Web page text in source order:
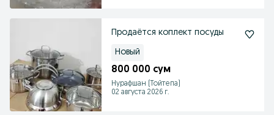
Продаётся коплект посуды
Новый
800 000 сум
Нурафшан (Тойтепа)
02 августа 2026 г.